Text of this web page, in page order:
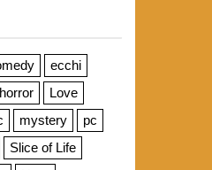
ecchi
horror
Love
mystery
pc
Slice of Life